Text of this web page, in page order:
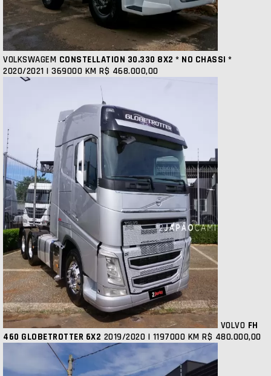
VOLKSWAGEM CONSTELLATION 30.330 8X2 * NO CHASSI *
2020/2021 | 369000 KM R$ 468.000,00
VOLVO FH
460 GLOBETROTTER 6X2 2019/2020 | 1197000 KM R$ 480.000,00